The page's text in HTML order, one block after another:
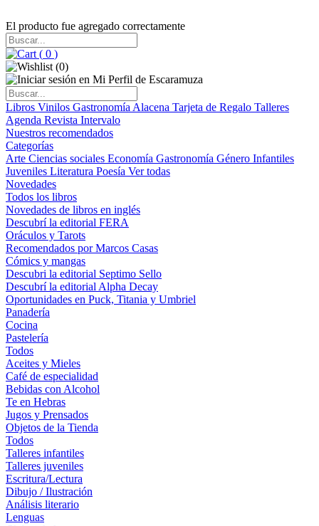
El producto fue agregado correctamente
( 0 )
(0)
Libros Vinilos Gastronomía Alacena Tarjeta de Regalo Talleres
Agenda Revista Intervalo
Nuestros recomendados
Categorías
Arte Ciencias sociales Economía Gastronomía Género Infantiles
Juveniles Literatura Poesía Ver todas
Novedades
Todos los libros
Novedades de libros en inglés
Descubrí la editorial FERA
Oráculos y Tarots
Recomendados por Marcos Casas
Cómics y mangas
Descubri la editorial Septimo Sello
Descubrí la editorial Alpha Decay
Oportunidades en Puck, Titania y Umbriel
Panadería
Cocina
Pastelería
Todos
Aceites y Mieles
Café de especialidad
Bebidas con Alcohol
Te en Hebras
Jugos y Prensados
Objetos de la Tienda
Todos
Talleres infantiles
Talleres juveniles
Escritura/Lectura
Dibujo / Ilustración
Análisis literario
Lenguas